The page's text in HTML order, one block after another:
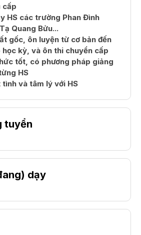
cấp
HS các trường Phan Đình
Quang Bửu...
gốc, ôn luyện từ cơ bản đến
kỳ, và ôn thi chuyển cấp
tốt, có phương pháp giảng
HS
và tâm lý với HS
tuyển
dạy